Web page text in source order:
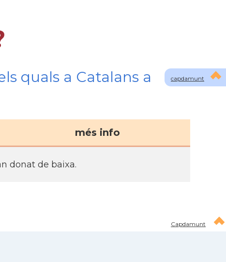
capdamunt
quals a Catalans a
més info
donat de baixa.
Capdamunt